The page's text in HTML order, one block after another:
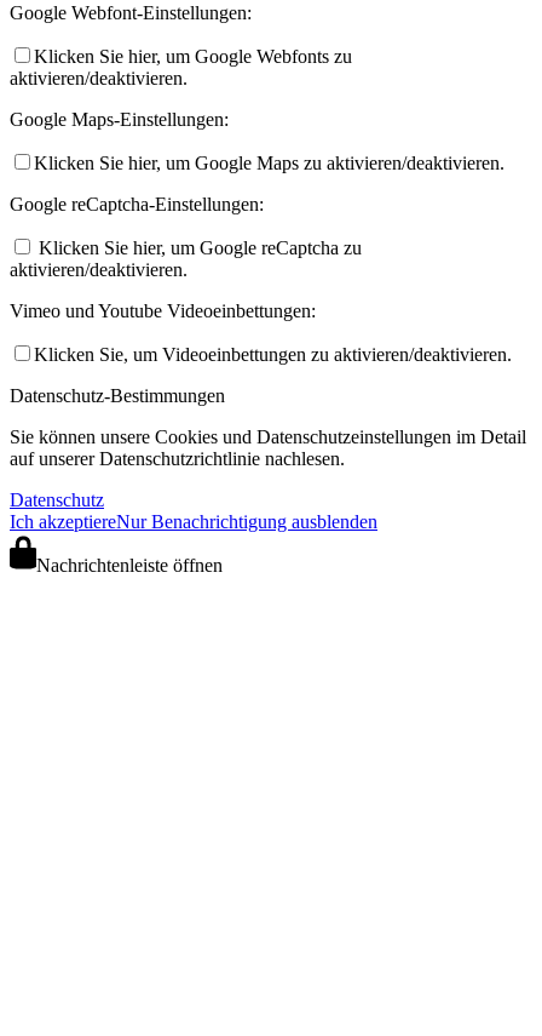
Google Webfont-Einstellungen:
Klicken Sie hier, um Google Webfonts zu
aktivieren/deaktivieren.
Google Maps-Einstellungen:
Klicken Sie hier, um Google Maps zu aktivieren/deaktivieren.
Google reCaptcha-Einstellungen:
Klicken Sie hier, um Google reCaptcha zu
aktivieren/deaktivieren.
Vimeo und Youtube Videoeinbettungen:
Klicken Sie, um Videoeinbettungen zu aktivieren/deaktivieren.
Datenschutz-Bestimmungen
Sie können unsere Cookies und Datenschutzeinstellungen im Detail
auf unserer Datenschutzrichtlinie nachlesen.
Datenschutz
Ich akzeptiereNur Benachrichtigung ausblenden
Nachrichtenleiste öffnen